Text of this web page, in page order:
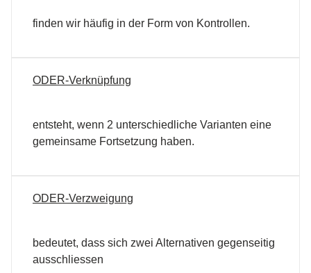
finden wir häufig in der Form von Kontrollen.
ODER-Verknüpfung
entsteht, wenn 2 unterschiedliche Varianten eine
gemeinsame Fortsetzung haben.
ODER-Verzweigung
bedeutet, dass sich zwei Alternativen gegenseitig
ausschliessen